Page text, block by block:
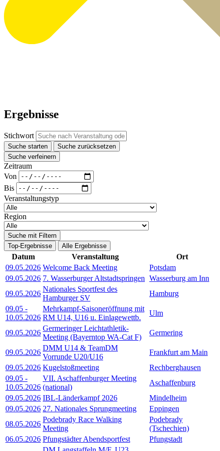
Ergebnisse
Stichwort
Suche starten
Suche zurücksetzen
Suche verfeinern
Zeitraum
Von
Bis
Veranstaltungstyp
Region
Suche mit Filtern
Top-Ergebnisse
Alle Ergebnisse
Datum Veranstaltung
Ort
09.05.2026 Welcome Back Meeting
Potsdam
09.05.2026 7. Wasserburger Altstadtspringen Wasserburg am Inn
09.05.2026
Nationales Sportfest des
Hamburger SV
Hamburg
09.05 -
10.05.2026
Mehrkampf-Saisoneröffnung mit
RM U14, U16 u. Einlagewettb.
Ulm
09.05.2026
Germeringer Leichtathletik-
Meeting (Bayerntop WA-Cat F)
Germering
09.05.2026
DMM U14 & TeamDM
Vorrunde U20/U16
Frankfurt am Main
09.05.2026 Kugelstoßmeeting
Rechberghausen
09.05 -
10.05.2026
VII. Aschaffenburger Meeting
(national)
Aschaffenburg
09.05.2026 IBL-Länderkampf 2026
Mindelheim
09.05.2026 27. Nationales Sprungmeeting
Eppingen
08.05.2026
Podebrady Race Walking
Meeting
Podebrady
(Tschechien)
06.05.2026 Pfungstädter Abendsportfest
Pfungstadt